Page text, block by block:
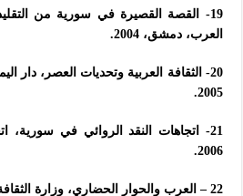
19- القصة القصيرة في سورية من
العرب، دمشق، 2004.
20- الثقافة العربية وتحديات العصر، دار
2005.
21- اتجاهات النقد الروائي في سورية،
2006.
22 – العرب والحوار الحضاري، وزارة الثقافة، دمشق، 2007.